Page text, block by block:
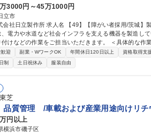
3000円～45万1000円
立市
障がい者採用/茨城】製造業務 ◎世界の先進工場 仕事の内容 大みか
電力や水道など社会インフラを支える機器を製造し
をご担当いただきます。 ＜具体的な作業例＞ ■電線を指定の長さに切る、表面のカバ
作業 ■端子（電線の先端パーツ）を工具で取り付ける
※工具の使い方や作業手順は入社後に丁寧に説明しま
、ご経験・スキルや面接時の希望を踏まえて決定します。 募集職種 【49】【障
務 ◎世界の先進工場
迎 副業・WワークOK 年間休日120日以上 資格取得支
制
土日祝休み 服装自由
芝
品質管理 /車載および産業用途向けリ
円以上
横浜市磯子区